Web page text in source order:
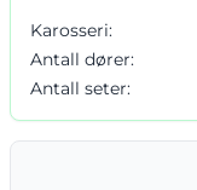
Karosseri:
Antall dører:
Antall seter: